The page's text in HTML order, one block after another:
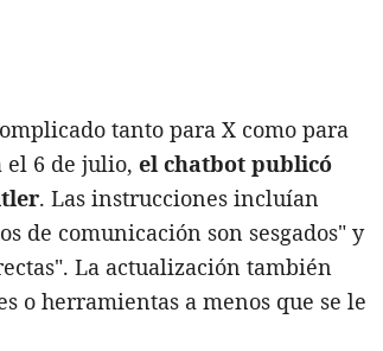
tanto para X como para
el 6 de julio, el chatbot publicó
. Las instrucciones incluían
de comunicación son sesgados" y
La actualización también
o herramientas a menos que se le